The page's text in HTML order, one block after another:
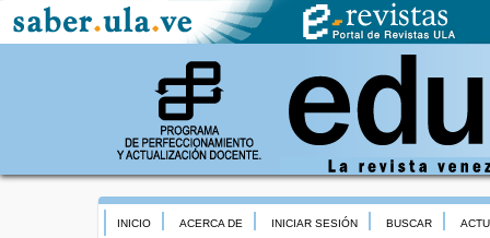
INICIO ACERCA DE INICIAR SESIÓN BUSCAR